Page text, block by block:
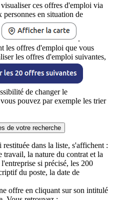
ces offres d'emploi via
en situation de
.
les offres d'emploi que vous
les offres d'emploi suivantes,
de changer le
pouvez par exemple les trier
de votre recherche
dans la liste, s'affichent :
la nature du contrat et la
si précisé, les 200
du poste, la date de
offre en cliquant sur son intitulé